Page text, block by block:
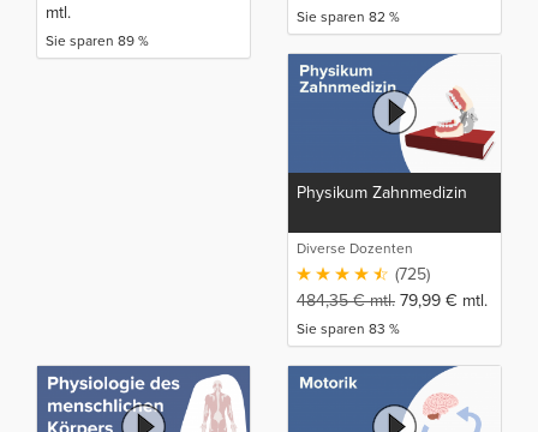
mtl.
Sie sparen 89 %
Sie sparen 82 %
Physikum Zahnmedizin
Diverse Dozenten
(725)
484,35€mtl. 79,99 € mtl.
Sie sparen 83 %